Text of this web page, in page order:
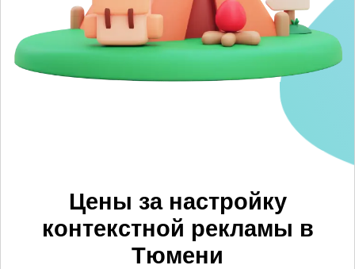
Цены за настройку
контекстной рекламы в
Тюмени